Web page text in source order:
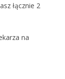
łącznie 2
na